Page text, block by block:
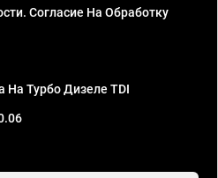
Согласие На Обработку
На Турбо Дизеле TDI